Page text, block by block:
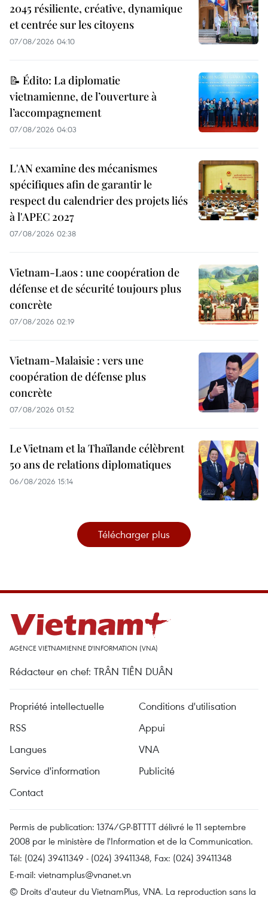
2045 résiliente, créative, dynamique
et centrée sur les citoyens
07/08/2026 04:10
📝 Édito: La diplomatie
vietnamienne, de l’ouverture à
l’accompagnement
07/08/2026 04:03
L'AN examine des mécanismes
spécifiques afin de garantir le
respect du calendrier des projets liés
à l'APEC 2027
07/08/2026 02:38
Vietnam-Laos : une coopération de
défense et de sécurité toujours plus
concrète
07/08/2026 02:19
Vietnam-Malaisie : vers une
coopération de défense plus
concrète
07/08/2026 01:52
Le Vietnam et la Thaïlande célèbrent
50 ans de relations diplomatiques
06/08/2026 15:14
Télécharger plus
AGENCE VIETNAMIENNE D'INFORMATION (VNA)
Rédacteur en chef: TRÂN TIÊN DUÂN
Propriété intellectuelle
Conditions d'utilisation
RSS
Appui
Langues
VNA
Service d'information
Publicité
Contact
Permis de publication: 1374/GP-BTTTT délivré le 11 septembre
2008 par le ministère de l'Information et de la Communication.
Tél: (024) 39411349 - (024) 39411348, Fax: (024) 39411348
E-mail: vietnamplus@vnanet.vn
© Droits d'auteur du VietnamPlus, VNA. La reproduction sans la